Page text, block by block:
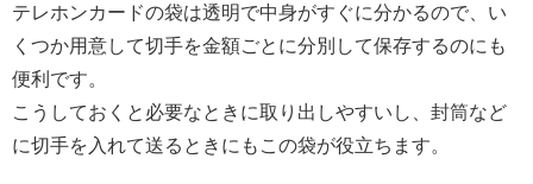
テレホンカードの袋は透明で中身がすぐに分かるので、い
くつか用意して切手を金額ごとに分別して保存するのにも
便利です。
こうしておくと必要なときに取り出しやすいし、封筒など
に切手を入れて送るときにもこの袋が役立ちます。